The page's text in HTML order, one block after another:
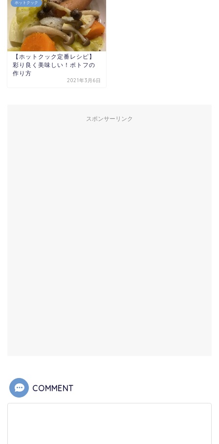
ホットクック
【ホットクック定番レシピ】
彩り良く美味しい！ポトフの
作り方
2021年3月6日
スポンサーリンク
COMMENT